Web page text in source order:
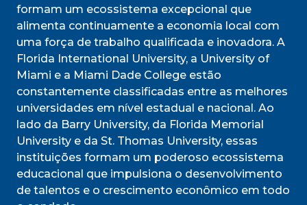
formam um ecossistema excepcional que
alimenta continuamente a economia local com
uma força de trabalho qualificada e inovadora. A
Florida International University, a University of
Miami e a Miami Dade College estão
constantemente classificadas entre as melhores
universidades em nível estadual e nacional. Ao
lado da Barry University, da Florida Memorial
University e da St. Thomas University, essas
instituições formam um poderoso ecossistema
educacional que impulsiona o desenvolvimento
de talentos e o crescimento econômico em todo